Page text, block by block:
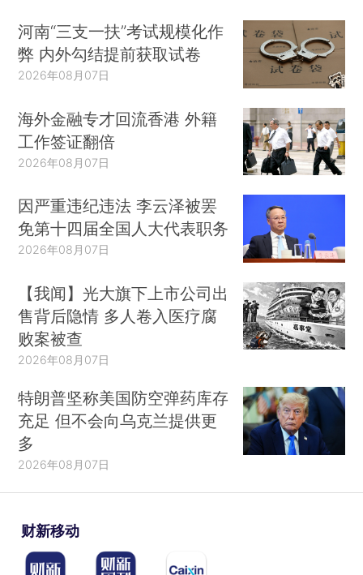
河南“三支一扶”考试规模化作
弊 内外勾结提前获取试卷
2026年08月07日
海外金融专才回流香港 外籍
工作签证翻倍
2026年08月07日
因严重违纪违法 李云泽被罢
免第十四届全国人大代表职务
2026年08月07日
【我闻】光大旗下上市公司出
售背后隐情 多人卷入医疗腐
败案被查
2026年08月07日
特朗普坚称美国防空弹药库存
充足 但不会向乌克兰提供更
多
2026年08月07日
财新移动